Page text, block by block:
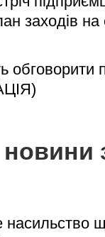
заходів на
обговорити
насильство